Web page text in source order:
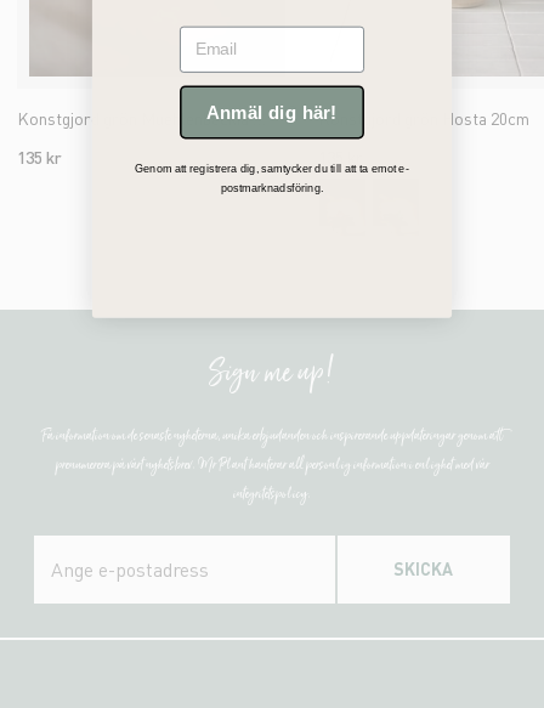
Konstgjord grön Muehlenbeckia 25cm
135 kr
Konstgjord grön Hosta 20cm
Sign me up!
Få information om de senaste nyheterna, unika erbjudanden och inspirerande uppdateringar genom att
prenumerera på vårt nyhetsbrev. Mr Plant hanterar all personlig information i enlighet med vår
integritetspolicy.
SKICKA
Email
Anmäl dig här!
Genom att registrera dig, samtycker du till att ta emot e-
postmarknadsföring.